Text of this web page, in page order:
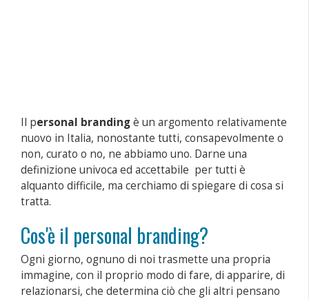
Il personal brandingè un argomento relativamente
nuovo in Italia, nonostante tutti, consapevolmente o
non, curato o no, ne abbiamo uno. Darne una
definizione univoca ed accettabile per tutti è
alquanto difficile, ma cerchiamo di spiegare di cosa si
tratta.
Cos'è il personal branding?
Ogni giorno, ognuno di noi trasmette una propria
immagine, con il proprio modo di fare, di apparire, di
relazionarsi, che determina ciò che gli altri pensano